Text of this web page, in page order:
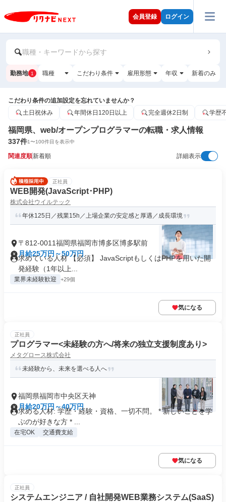
会員登録 ログイン
職種・キーワードから探す
勤務地 1 職種 こだわり条件 雇用形態 年収 新着のみ
こだわり条件の追加設定を忘れていませんか？
土日祝休み
年間休日120日以上 完全週休2日制 学歴
福岡県、web/オープンプログラマーの転職・求人情報
337件1〜100件目を表示中
関連度順新着順 詳細表示
正社員
WEB開発(JavaScript･PHP)
株式会社ウイルテック
年休125日／残業15h／上場企業の安定感と厚遇／成長環境
〒812-0011福岡県福岡市博多区博多駅前
月給25万円～50万円
求めている人材 【必須】 JavaScriptもしくはPHPを用いた開
発経験（1年以上...
業界未経験歓迎 +29個
気になる
正社員
プログラマー<未経験の方へ/将来の独立支援制度あり>
メタグロース株式会社
未経験から、未来を選べる人へ
福岡県福岡市中央区天神
月給20万円～40万円
求める人材: 学歴・経験・資格、一切不問。 * 新しいことを学
ぶのが好きな方 * ...
在宅OK 交通費支給
気になる
正社員
システムエンジニア / 自社開発WEB業務システム(SaaS)